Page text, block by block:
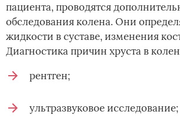
пациента, проводятся
обследования колена. Они
жидкости в суставе, изменения
Диагностика причин хруста в
рентген;
ультразвуковое исследование;